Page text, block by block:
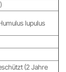
lupulus
(2 Jahre